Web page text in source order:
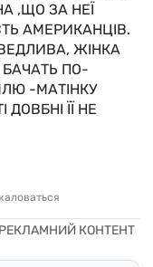
,ЩО ЗА НЕЇ
АМЕРИКАНЦІВ.
ЖІНКА
БАЧАТЬ ПО-
-МАТІНКУ
ЇЇ НЕ